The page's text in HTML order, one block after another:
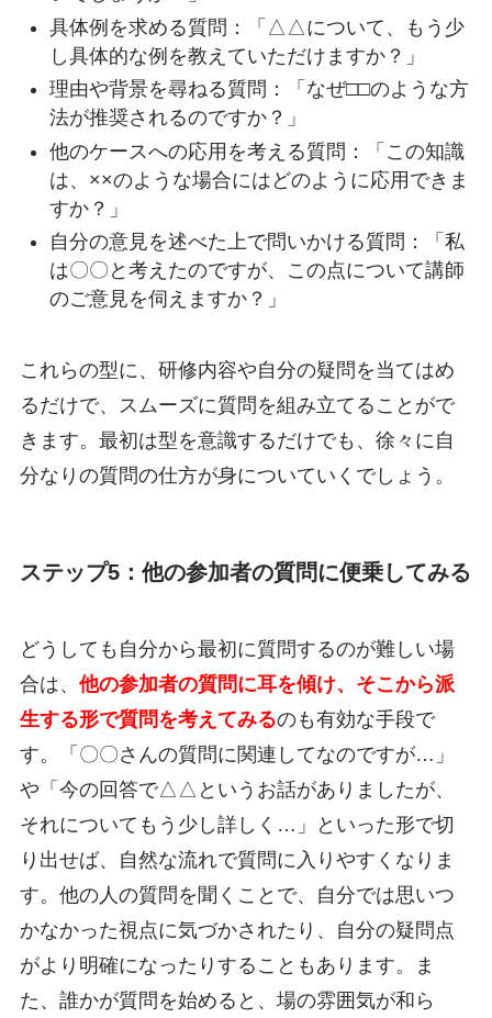
具体例を求める質問：「△△について、もう少
し具体的な例を教えていただけますか？」
理由や背景を尋ねる質問：「なぜ□□のような方
法が推奨されるのですか？」
他のケースへの応用を考える質問：「この知識
は、××のような場合にはどのように応用できま
すか？」
自分の意見を述べた上で問いかける質問：「私
は〇〇と考えたのですが、この点について講師
のご意見を伺えますか？」
これらの型に、研修内容や自分の疑問を当てはめ
るだけで、スムーズに質問を組み立てることがで
きます。最初は型を意識するだけでも、徐々に自
分なりの質問の仕方が身についていくでしょう。
ステップ5：他の参加者の質問に便乗してみる
どうしても自分から最初に質問するのが難しい場
合は、 他の参加者の質問に耳を傾け、そこから派
生する形で質問を考えてみるのも有効な手段で
す。「〇〇さんの質問に関連してなのですが…」
や「今の回答で△△というお話がありましたが、
それについてもう少し詳しく…」といった形で切
り出せば、自然な流れで質問に入りやすくなりま
す。他の人の質問を聞くことで、自分では思いつ
かなかった視点に気づかされたり、自分の疑問点
がより明確になったりすることもあります。ま
た、誰かが質問を始めると、場の雰囲気が和ら